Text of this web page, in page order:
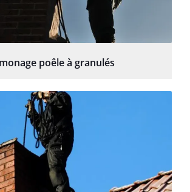
poêle à granulés